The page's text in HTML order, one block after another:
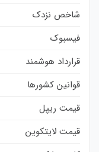
شاخص نزدک
فیسبوک
قرارداد هوشمند
قوانین کشورها
قیمت ریپل
قیمت لایتکوین